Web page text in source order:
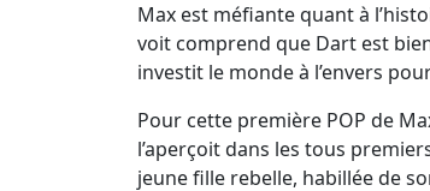
Max est méfiante quant à
voit comprend que Dart est
investit le monde à l’envers
Pour cette première POP de
l’aperçoit dans les tous
jeune fille rebelle, habillée de